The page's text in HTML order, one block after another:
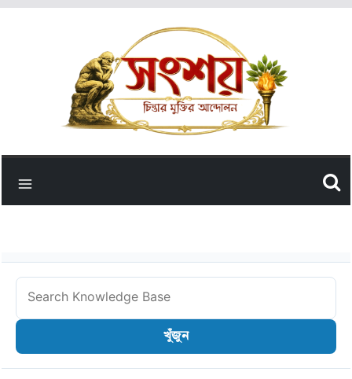
Search
Knowledge
খুঁজুন